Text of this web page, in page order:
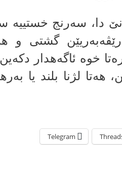
دا، سه‌رنج خستییه‌‌
گشتی و
خوه‌ ئاگه‌هدار
هه‌تا لژنا بلند یا
Telegram